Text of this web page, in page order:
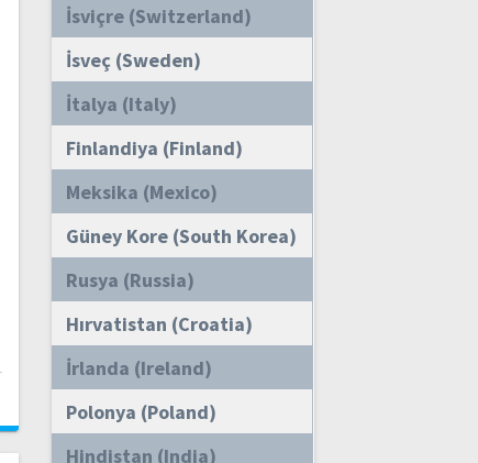
İsviçre (Switzerland)
İsveç (Sweden)
İtalya (Italy)
Finlandiya (Finland)
Meksika (Mexico)
Güney Kore (South Korea)
Rusya (Russia)
Hırvatistan (Croatia)
İrlanda (Ireland)
Polonya (Poland)
Hindistan (India)